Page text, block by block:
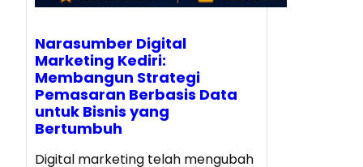
Narasumber Digital
Marketing Kediri:
Membangun Strategi
Pemasaran Berbasis Data
untuk Bisnis yang
Bertumbuh
Digital marketing telah mengubah